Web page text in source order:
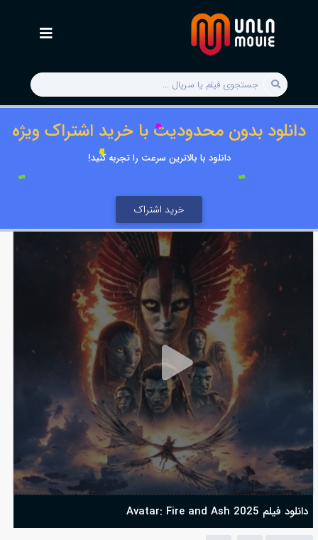
دانلود بدون محدودیت با خرید اشتراک ویژه
دانلود با بالاترین سرعت را تجربه کنید!
خرید اشتراک
دانلود فیلم Avatar: Fire and Ash 2025